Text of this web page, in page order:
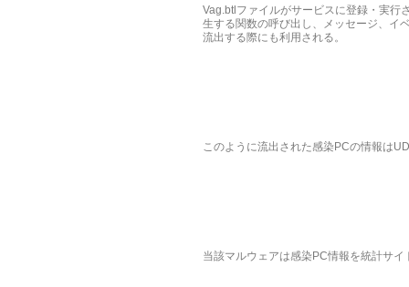
Vag.btlファイルがサービスに登録・実行
生する関数の呼び出し、メッセージ、イ
流出する際にも利用される。
このように流出された感染PCの情報は
当該マルウェアは感染PC情報を統計サ